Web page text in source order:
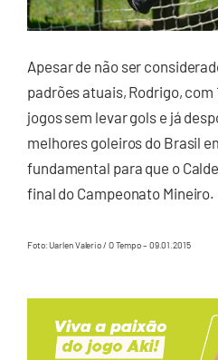
Apesar de não ser
padrões atuais, Rodrigo, com
jogos sem levar gols e já
melhores goleiros do Brasil
fundamental para que o
final do Campeonato Mineiro.
Foto: Uarlen Valerio / O Tempo – 09.01.2015